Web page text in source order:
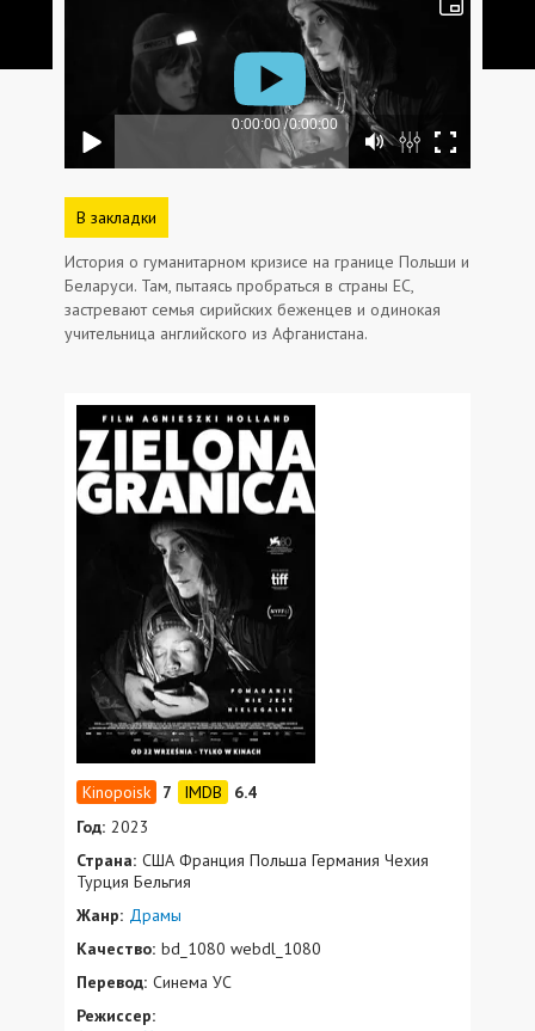
В закладки
История о гуманитарном кризисе на границе Польши и
Беларуси. Там, пытаясь пробраться в страны ЕС,
застревают семья сирийских беженцев и одинокая
учительница английского из Афганистана.
7
6.4
Год: 2023
Страна: США Франция Польша Германия Чехия
Турция Бельгия
Жанр: Драмы
Качество: bd_1080 webdl_1080
Перевод: Синема УС
Режиссер: